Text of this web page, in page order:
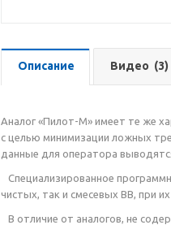
Описание Видео (3)
Аналог «Пилот-М» имеет те же
с целью минимизации ложных
данные для оператора
Специализированное
чистых, так и смесевых ВВ, при
В отличие от аналогов, не